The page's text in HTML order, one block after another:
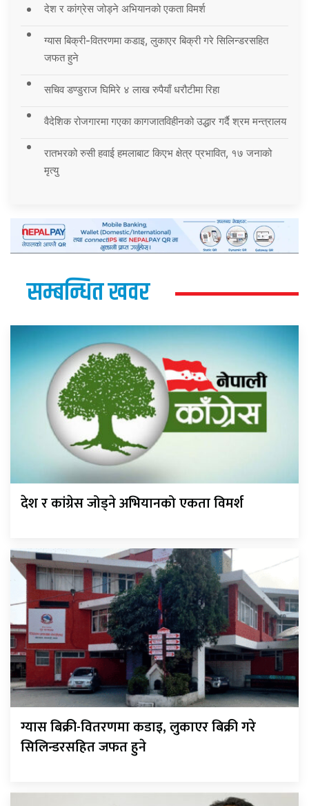
देश र कांग्रेस जोड्ने अभियानको एकता विमर्श
ग्यास बिक्री-वितरणमा कडाइ, लुकाएर बिक्री गरे सिलिन्डरसहित
जफत हुने
सचिव डण्डुराज घिमिरे ४ लाख रुपैयाँ धरौटीमा रिहा
वैदेशिक रोजगारमा गएका कागजातविहीनको उद्धार गर्दै श्रम मन्त्रालय
रातभरको रुसी हवाई हमलाबाट किएभ क्षेत्र प्रभावित, १७ जनाको
मृत्यु
सम्बन्धित खवर
देश र कांग्रेस जोड्ने अभियानको एकता विमर्श
ग्यास बिक्री-वितरणमा कडाइ, लुकाएर बिक्री गरे
सिलिन्डरसहित जफत हुने